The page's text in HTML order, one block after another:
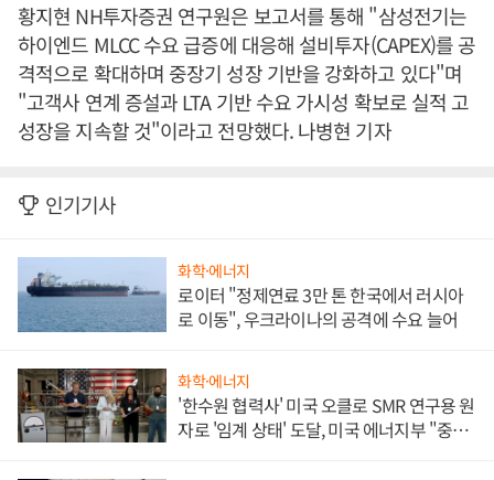
황지현 NH투자증권 연구원은 보고서를 통해 "삼성전기는
하이엔드 MLCC 수요 급증에 대응해 설비투자(CAPEX)를 공
격적으로 확대하며 중장기 성장 기반을 강화하고 있다"며
"고객사 연계 증설과 LTA 기반 수요 가시성 확보로 실적 고
성장을 지속할 것"이라고 전망했다. 나병현 기자
인기기사
화학·에너지
로이터 "정제연료 3만 톤 한국에서 러시아
로 이동", 우크라이나의 공격에 수요 늘어
화학·에너지
'한수원 협력사' 미국 오클로 SMR 연구용 원
자로 '임계 상태' 도달, 미국 에너지부 "중요